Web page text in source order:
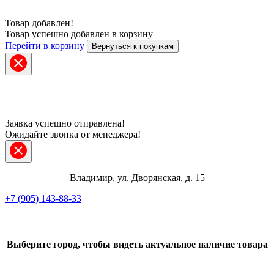
ВКонтакте
Товар добавлен!
Товар успешно добавлен в корзину
Перейти в корзину
Вернуться к покупкам
Заявка успешно отправлена!
Ожидайте звонка от менеджера!
Владимир, ул. Дворянская, д. 15
+7 (905) 143-88-33
Выберите город, чтобы видеть актуальное наличие товара